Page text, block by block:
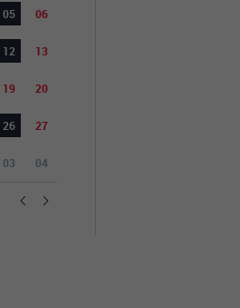
05 06
12 13
19 20
26 27
03 04